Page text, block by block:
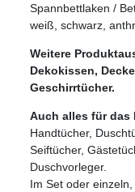
Spannbettlaken /
weiß, schwarz,
Weitere
Dekokissen,
Geschirrtücher.
Auch alles für das
Handtücher,
Seiftücher,
Duschvorleger.
Im Set oder